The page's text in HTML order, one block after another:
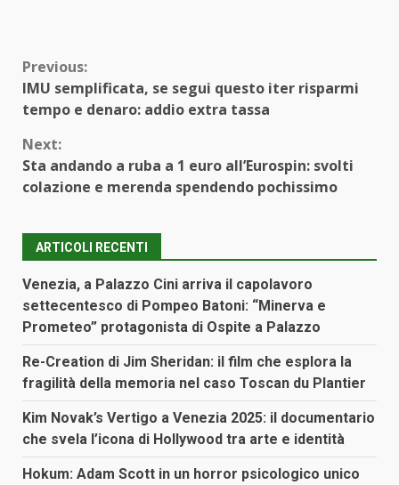
Continue
Reading
Previous:
IMU semplificata, se segui questo iter risparmi
tempo e denaro: addio extra tassa
Next:
Sta andando a ruba a 1 euro all’Eurospin: svolti
colazione e merenda spendendo pochissimo
ARTICOLI RECENTI
Venezia, a Palazzo Cini arriva il capolavoro
settecentesco di Pompeo Batoni: “Minerva e
Prometeo” protagonista di Ospite a Palazzo
Re-Creation di Jim Sheridan: il film che esplora la
fragilità della memoria nel caso Toscan du Plantier
Kim Novak’s Vertigo a Venezia 2025: il documentario
che svela l’icona di Hollywood tra arte e identità
Hokum: Adam Scott in un horror psicologico unico